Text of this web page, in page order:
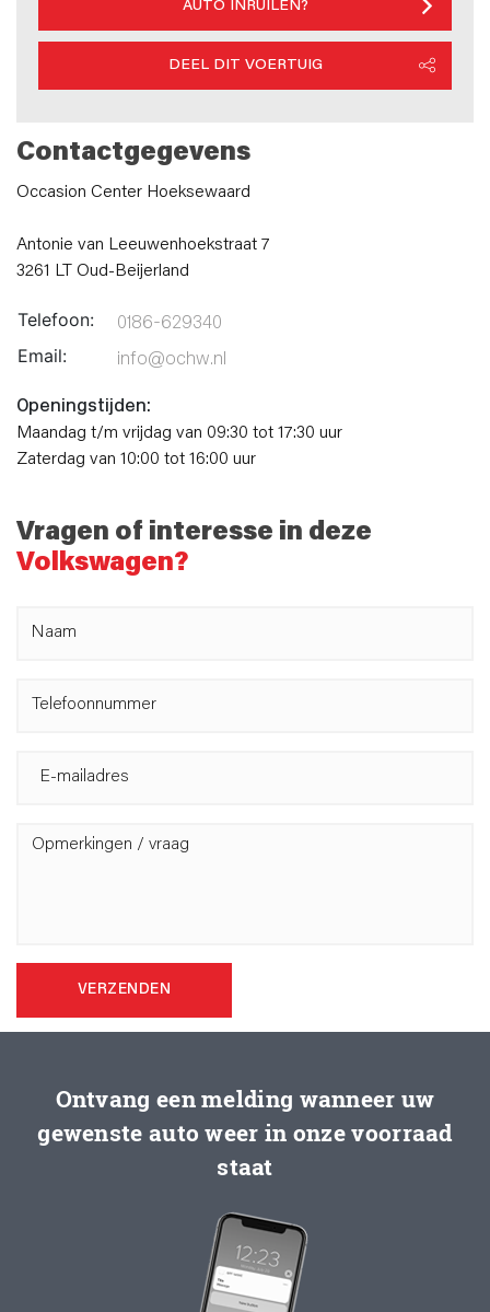
AUTO INRUILEN?
DEEL DIT VOERTUIG
Contactgegevens
Occasion Center Hoeksewaard
Antonie van Leeuwenhoekstraat 7
3261 LT Oud-Beijerland
Telefoon: 0186-629340
Email: info@ochw.nl
Openingstijden:
Maandag t/m vrijdag van 09:30 tot 17:30 uur
Zaterdag van 10:00 tot 16:00 uur
Vragen of interesse in deze
Volkswagen?
VERZENDEN
Ontvang een melding wanneer uw
gewenste auto weer in onze voorraad
staat